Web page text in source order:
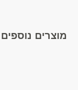
מוצרים נוספים